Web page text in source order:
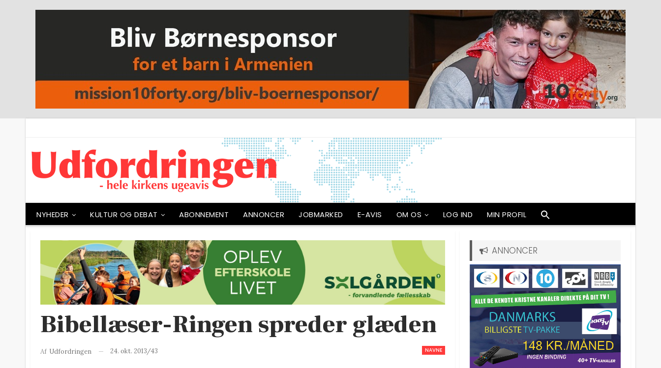
NYHEDER KULTUR OG DEBAT ABONNEMENT ANNONCER JOBMARKED E-AVIS OM OS LOG IND MIN PROFIL
Bibellæser-Ringen spreder glæden
NAVNE
Af Udfordringen 24. okt. 2013/43
ANNONCER